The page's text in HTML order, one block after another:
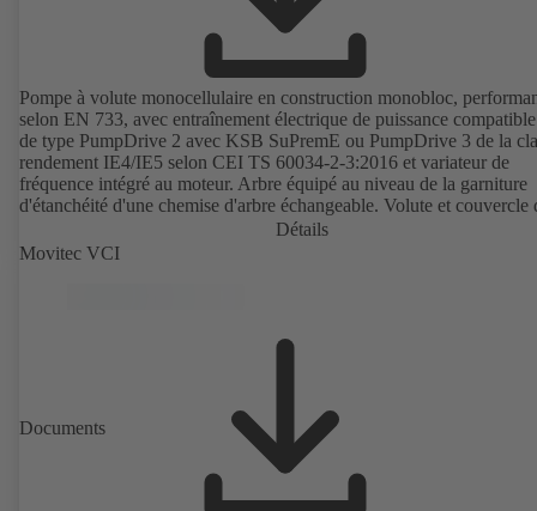
Pompe à volute monocellulaire en construction monobloc,
selon EN 733, avec entraînement électrique de puissance
de type PumpDrive 2 avec KSB SuPremE ou PumpDrive 3 de la
rendement IE4/IE5 selon CEI TS 60034-2-3:2016 et variateur de
fréquence intégré au moteur. Arbre équipé au niveau de la garniture
d'étanchéité d'une chemise d'arbre échangeable. Volute et couvercle
corps avec bagues d'usure échangeables. Volute avec pieds de
surmoulés en version B, C et S. Points de fixation selon la norme
Détails
Movitec VCI
Documents